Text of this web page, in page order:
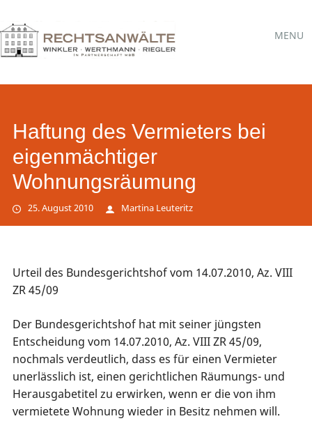
MENU
Haftung des Vermieters bei
eigenmächtiger
Wohnungsräumung
25. August 2010 Martina Leuteritz
Urteil des Bundesgerichtshof vom 14.07.2010, Az. VIII
ZR 45/09
Der Bundesgerichtshof hat mit seiner jüngsten
Entscheidung vom 14.07.2010, Az. VIII ZR 45/09,
nochmals verdeutlich, dass es für einen Vermieter
unerlässlich ist, einen gerichtlichen Räumungs- und
Herausgabetitel zu erwirken, wenn er die von ihm
vermietete Wohnung wieder in Besitz nehmen will.